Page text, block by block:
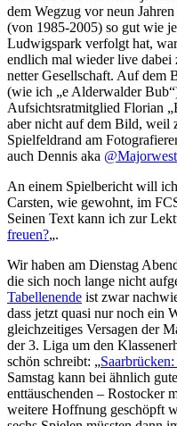
dem Wegzug vor neun
(von 1985-2005) so gut wie
Ludwigspark verfolgt hat,
endlich mal wieder live dabei
netter Gesellschaft. Auf dem
(wie ich „e Alderwalder
Aufsichtsratmitglied Florian
aber nicht auf dem Bild, weil
Spielfeldrand am
auch Dennis aka @Majorwest
An einem Spielbericht will
Carsten, wie gewohnt, im
Seinen Text kann ich zur
freuen?„.
Wir haben am Dienstag
die sich noch lange nicht
Tabellenende ist zwar
dass jetzt quasi nur noch ein
gleichzeitiges Versagen der
der 3. Liga um den
schön schreibt: „
Samstag kann bei ähnlich
enttäuschenden – Rostocker
weitere Hoffnung geschöpft